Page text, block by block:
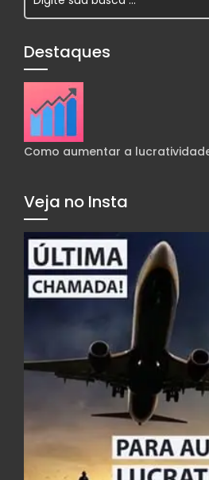
Destaques
Como aumentar a
Veja no Insta